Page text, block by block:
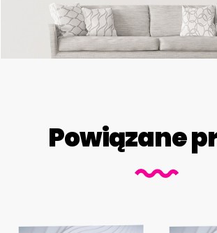
Powiązane